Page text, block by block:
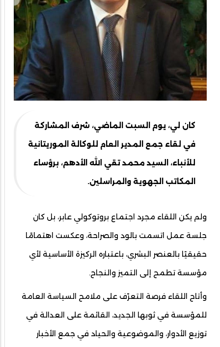
كان لي، يوم السبت الماضي، شرف المشاركة
في لقاء جمع المدير العام للوكالة الموريتانية
للأنباء، السيد محمد تقي الله الأدهم، برؤساء
المكاتب الجهوية والمراسلين.
ولم يكن اللقاء مجرد اجتماع بروتوكولي عابر، بل كان
جلسة عمل اتسمت بالود والصراحة، وعكست اهتمامًا
حقيقيًا بالعنصر البشري، باعتباره الركيزة الأساسية لأي
مؤسسة تطمح إلى التميز والنجاح.
وأتاح اللقاء فرصة التعرّف على ملامح السياسة العامة
للمؤسسة في ثوبها الجديد، القائمة على العدالة في
توزيع الأدوار، والموضوعية والحياد في جمع الأخبار